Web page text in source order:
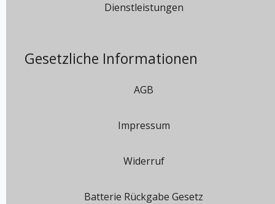
Dienstleistungen
Gesetzliche Informationen
AGB
Impressum
Widerruf
Batterie Rückgabe Gesetz